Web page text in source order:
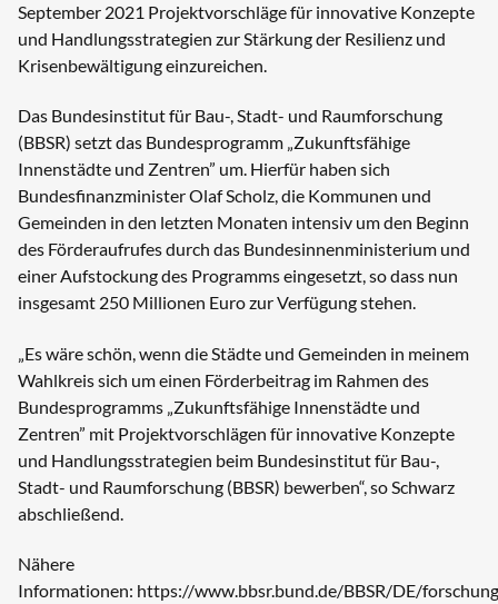
September 2021 Projektvorschläge für innovative Konzepte
und Handlungsstrategien zur Stärkung der Resilienz und
Krisenbewältigung einzureichen.
Das Bundesinstitut für Bau-, Stadt- und Raumforschung
(BBSR) setzt das Bundesprogramm „Zukunftsfähige
Innenstädte und Zentren” um. Hierfür haben sich
Bundesfinanzminister Olaf Scholz, die Kommunen und
Gemeinden in den letzten Monaten intensiv um den Beginn
des Förderaufrufes durch das Bundesinnenministerium und
einer Aufstockung des Programms eingesetzt, so dass nun
insgesamt 250 Millionen Euro zur Verfügung stehen.
„Es wäre schön, wenn die Städte und Gemeinden in meinem
Wahlkreis sich um einen Förderbeitrag im Rahmen des
Bundesprogramms „Zukunftsfähige Innenstädte und
Zentren” mit Projektvorschlägen für innovative Konzepte
und Handlungsstrategien beim Bundesinstitut für Bau-,
Stadt- und Raumforschung (BBSR) bewerben“, so Schwarz
abschließend.
Nähere
Informationen: https://www.bbsr.bund.de/BBSR/DE/